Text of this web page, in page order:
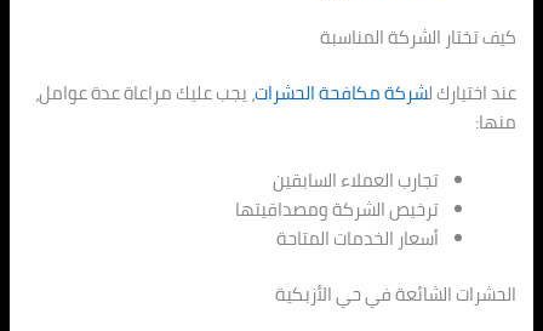
كيف تختار الشركة المناسبة
عند اختيارك لشركة مكافحة الحشرات، يجب عليك مراعاة عدة عوامل،
منها:
تجارب العملاء السابقين
ترخيص الشركة ومصداقيتها
أسعار الخدمات المتاحة
الحشرات الشائعة في حي الأزبكية